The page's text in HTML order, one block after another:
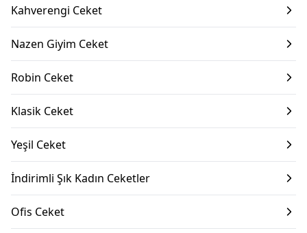
Kahverengi Ceket
Nazen Giyim Ceket
Robin Ceket
Klasik Ceket
Yeşil Ceket
İndirimli Şık Kadın Ceketler
Ofis Ceket